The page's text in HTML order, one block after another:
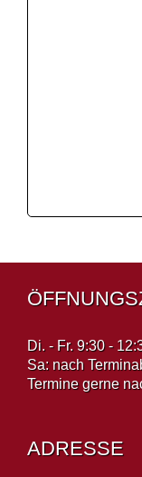
Di. - Fr. 9:30 -
Sa: nach
Termine gerne
ADRESSE